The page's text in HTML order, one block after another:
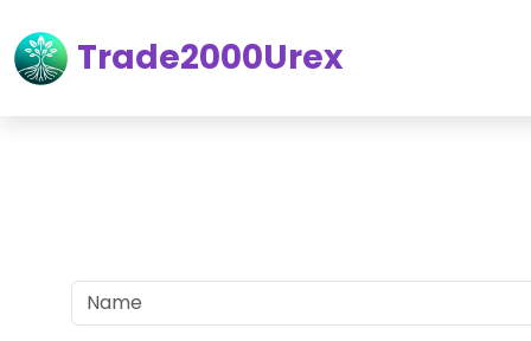
Trade2000Urex